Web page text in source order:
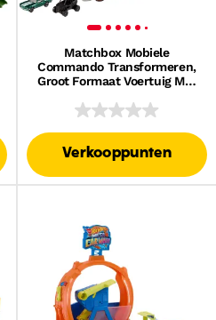
Matchbox Mobiele
Commando Transformeren,
Groot Formaat Voertuig Met
Speelgoedauto's Uit De Film
Verkooppunten